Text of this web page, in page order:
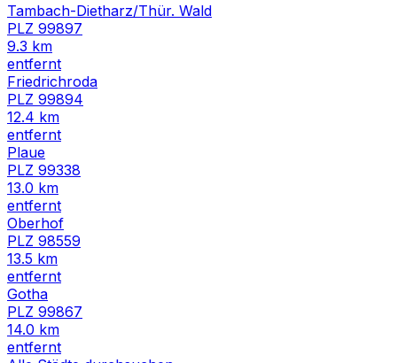
Tambach-Dietharz/Thür. Wald
PLZ 99897
9.3 km
entfernt
Friedrichroda
PLZ 99894
12.4 km
entfernt
Plaue
PLZ 99338
13.0 km
entfernt
Oberhof
PLZ 98559
13.5 km
entfernt
Gotha
PLZ 99867
14.0 km
entfernt